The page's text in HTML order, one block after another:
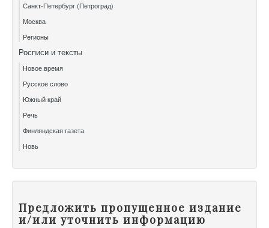
Санкт-Петербург (Петроград)
Москва
Регионы
Росписи и тексты
Новое время
Русское слово
Южный край
Речь
Финляндская газета
Новь
Предложить пропущенное издание
и/или уточнить информацию